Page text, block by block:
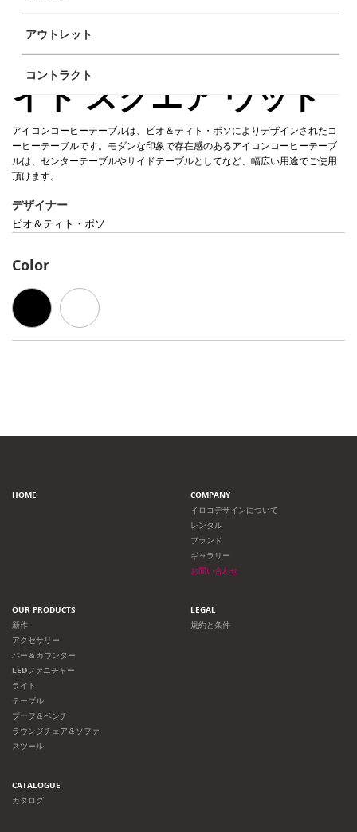
アウトレット
コントラクト
アイコンコーヒー ホワ
イト スクエア ウッド
アイコンコーヒーテーブルは、ピオ＆ティト・ポソによりデザインされたコ
ーヒーテーブルです。モダンな印象で存在感のあるアイコンコーヒーテーブ
ルは、センターテーブルやサイドテーブルとしてなど、幅広い用途でご使用
頂けます。
デザイナー
ピオ＆ティト・ポソ
Color
HOME
COMPANY
イロコデザインについて
レンタル
ブランド
ギャラリー
お問い合わせ
OUR PRODUCTS
新作
アクセサリー
バー＆カウンター
LEDファニチャー
ライト
テーブル
プーフ＆ベンチ
ラウンジチェア＆ソファ
スツール
LEGAL
規約と条件
CATALOGUE
カタログ